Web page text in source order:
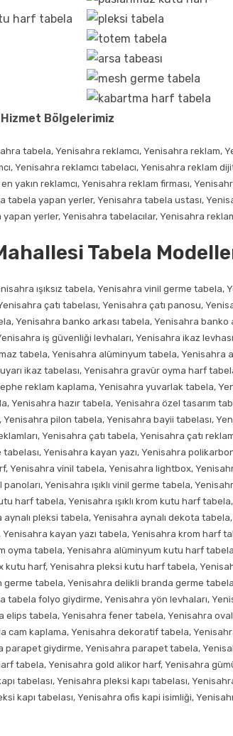
Hizmet Bölgelerimiz
tabela, Yenisahra reklamcı, Yenisahra reklam,
Yenisahra reklamcı tabelacı, Yenisahra reklam
yakın reklamcı, Yenisahra reklam firması,
tabela yapan yerler, Yenisahra tabela ustası,
yerler, Yenisahra tabelacılar, Yenisahra
Tabela
ışıksız tabela, Yenisahra vinil germe
çatı tabelası, Yenisahra çatı panosu,
Yenisahra banko arkası tabela, Yenisahra
iş güvenliği levhaları, Yenisahra ikaz
tabela, Yenisahra alüminyum tabela, Yenisahra
ikaz tabelası, Yenisahra gravür oyma harf
reklam kaplama, Yenisahra yuvarlak tabela,
Yenisahra hazır tabela, Yenisahra özel tasarım
pilon tabela, Yenisahra bayii tabelası,
Yenisahra çatı tabela, Yenisahra çatı
Yenisahra kayan yazı, Yenisahra
Yenisahra vinil tabela, Yenisahra lightbox,
panoları, Yenisahra ışıklı vinil germe tabela,
harf tabela, Yenisahra ışıklı krom kutu harf
pleksi tabela, Yenisahra aynalı dekota
Yenisahra kayan yazı tabela, Yenisahra krom harf
oyma tabela, Yenisahra alüminyum kutu harf
kutu harf, Yenisahra pleksi kutu harf tabela,
germe tabela, Yenisahra delikli branda germe
tabela folyo giydirme, Yenisahra yön levhaları,
elips tabela, Yenisahra fener tabela, Yenisahra
cam kaplama, Yenisahra dekoratif tabela,
parapet giydirme, Yenisahra parapet tabela,
tabela, Yenisahra gold alikor harf, Yenisahra
tabelası, Yenisahra pleksi kapı tabelası,
kapı tabelası, Yenisahra ofis kapi isimliği,